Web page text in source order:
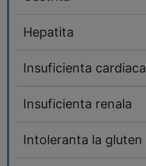
Hepatita
Insuficienta cardiaca
Insuficienta renala
Intoleranta la gluten